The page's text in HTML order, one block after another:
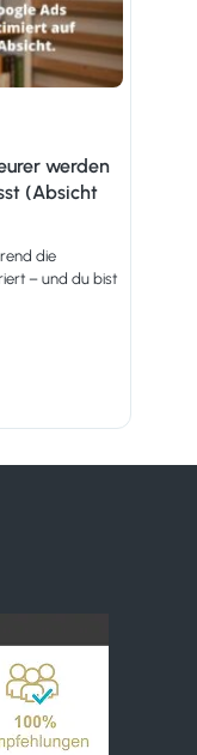
werden
(Absicht
die
– und du bist